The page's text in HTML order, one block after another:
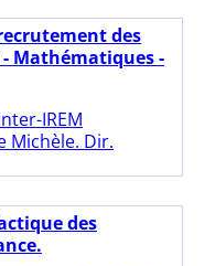
des
- Mathématiques -
IREM
Michèle. Dir.
des